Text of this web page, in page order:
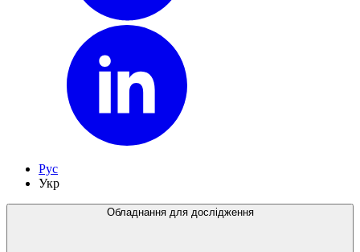
Рус
Укр
Обладнання для дослідження